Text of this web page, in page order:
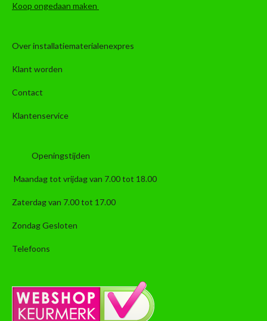
Koop ongedaan maken
Over installatiematerialenexpres
Klant worden
Contact
Klantenservice
Openingstijden
Maandag tot vrijdag van 7.00 tot 18.00
Zaterdag van 7.00 tot 17.00
Zondag Gesloten
Telefoons